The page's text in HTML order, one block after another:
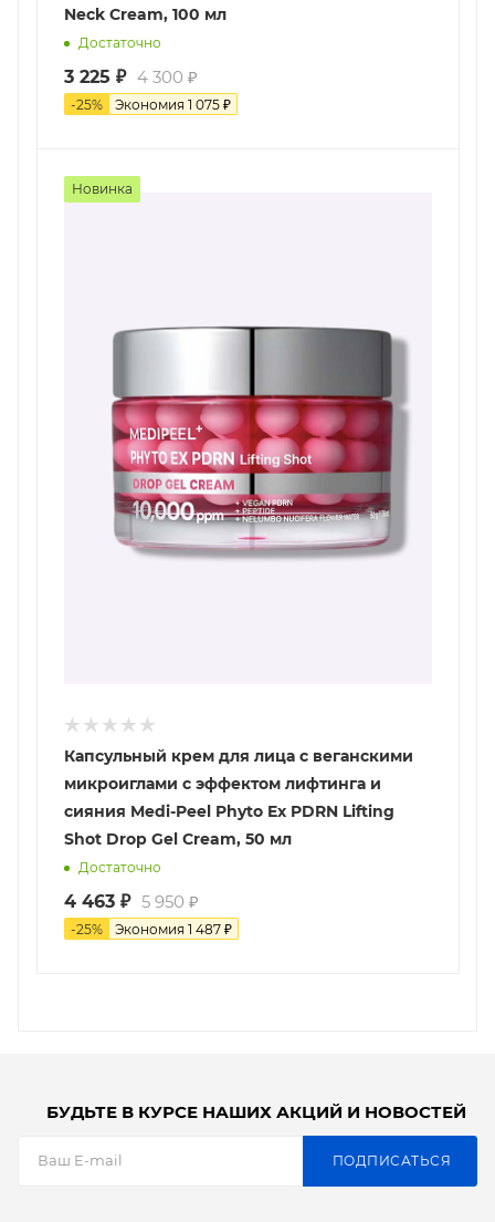
Neck Cream, 100 мл
Достаточно
3 225 ₽ 4 300 ₽
-25% Экономия 1 075 ₽
Новинка
Капсульный крем для лица с веганскими
микроиглами с эффектом лифтинга и
сияния Medi-Peel Phyto Ex PDRN Lifting
Shot Drop Gel Cream, 50 мл
Достаточно
4 463 ₽ 5 950 ₽
-25% Экономия 1 487 ₽
БУДЬТЕ В КУРСЕ НАШИХ АКЦИЙ И НОВОСТЕЙ
ПОДПИСАТЬСЯ